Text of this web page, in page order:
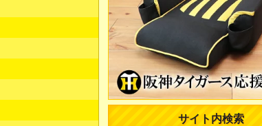
サイト内検索